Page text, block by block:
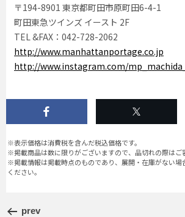
〒194-8901 東京都町田市原町田6-4-1
町田東急ツインズ イースト 2F
TEL &FAX：042-728-2062
http://www.manhattanportage.co.jp
http://www.instagram.com/
※表示価格は消費税を含んだ税込価格です。
※掲載商品は数に限りがございますので、品切れの際はご
※掲載情報は掲載時点のものであり、展開・在庫がない場
ください。
prev